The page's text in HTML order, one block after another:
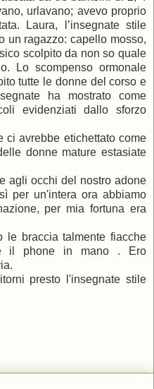
urlavano; avevo proprio
Laura, l’insegnate stile
un ragazzo: capello mosso,
scolpito da non so quale
Lo scompenso ormonale
tutte le donne del corso e
ha mostrato come
evidenziati dallo sforzo
ci avrebbe etichettato come
donne mature estasiate
agli occhi del nostro adone
per un'intera ora abbiamo
per mia fortuna era
le braccia talmente fiacche
il phone in mano . Ero
presto l'insegnate stile